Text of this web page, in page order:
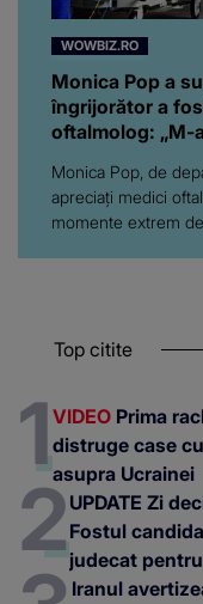
WOWBIZ.RO
Monica Pop a
îngrijorător a
oftalmolog: „M-
Monica Pop, de
apreciați medici
momente extrem
Top citite
VIDEO Prima
distruge case
asupra Ucrainei
UPDATE Zi
Fostul
judecat
Iranul